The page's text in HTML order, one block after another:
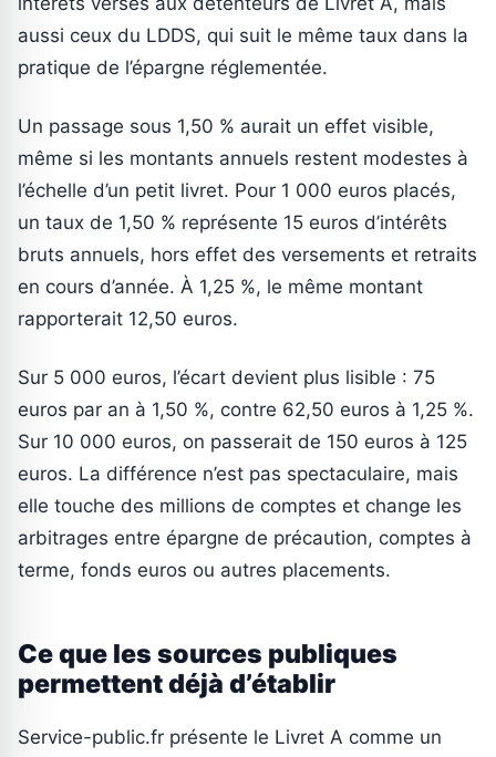
aussi ceux du LDDS, qui suit le même taux dans la
pratique de l’épargne réglementée.
Un passage sous 1,50 % aurait un effet visible,
même si les montants annuels restent modestes à
l’échelle d’un petit livret. Pour 1 000 euros placés,
un taux de 1,50 % représente 15 euros d’intérêts
bruts annuels, hors effet des versements et retraits
en cours d’année. À 1,25 %, le même montant
rapporterait 12,50 euros.
Sur 5 000 euros, l’écart devient plus lisible : 75
euros par an à 1,50 %, contre 62,50 euros à 1,25 %.
Sur 10 000 euros, on passerait de 150 euros à 125
euros. La différence n’est pas spectaculaire, mais
elle touche des millions de comptes et change les
arbitrages entre épargne de précaution, comptes à
terme, fonds euros ou autres placements.
Ce que les sources publiques
permettent déjà d’établir
Service-public.fr présente le Livret A comme un